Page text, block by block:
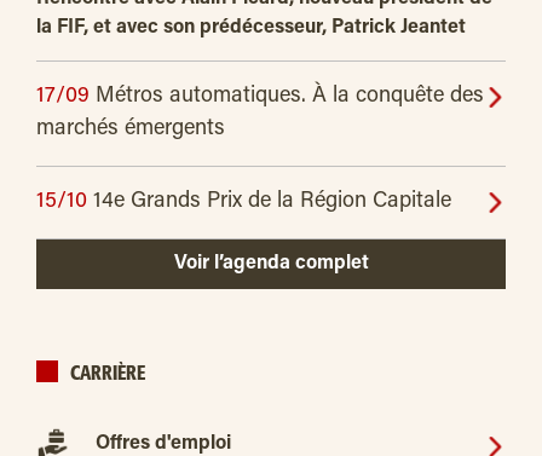
la FIF, et avec son prédécesseur, Patrick Jeantet
17/09 Métros automatiques. À la conquête des
marchés émergents
15/10 14e Grands Prix de la Région Capitale
Voir l’agenda complet
CARRIÈRE
Offres d'emploi